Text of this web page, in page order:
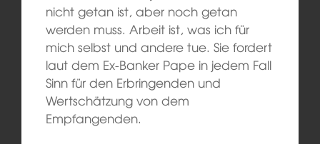
nicht getan ist, aber noch getan
werden muss. Arbeit ist, was ich für
mich selbst und andere tue. Sie fordert
laut dem Ex-Banker Pape in jedem Fall
Sinn für den Erbringenden und
Wertschätzung von dem
Empfangenden.